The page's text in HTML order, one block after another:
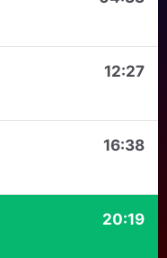
12:27
16:38
20:19